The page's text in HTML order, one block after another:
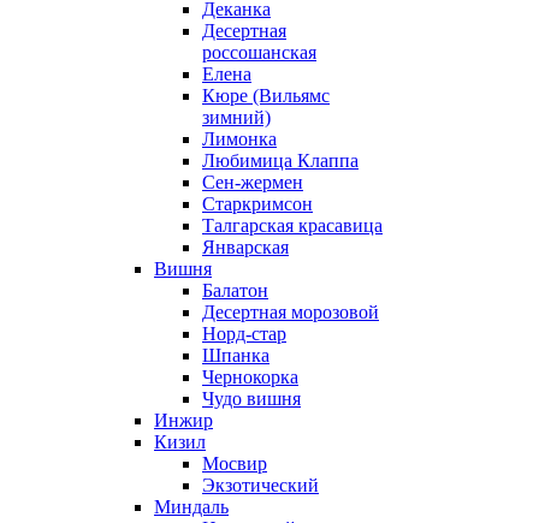
Деканка
Десертная
россошанская
Елена
Кюре (Вильямс
зимний)
Лимонка
Любимица Клаппа
Сен-жермен
Старкримсон
Талгарская красавица
Январская
Вишня
Балатон
Десертная морозовой
Норд-стар
Шпанка
Чернокорка
Чудо вишня
Инжир
Кизил
Мосвир
Экзотический
Миндаль